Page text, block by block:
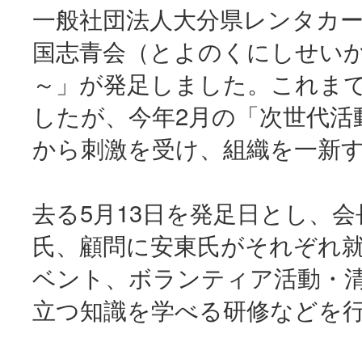
一般社団法人大分県レンタカ
国志青会（とよのくにしせい
～」が発足しました。これま
したが、今年2月の「次世代
から刺激を受け、組織を一新
去る5月13日を発足日とし、
氏、顧問に安東氏がそれぞれ
ベント、ボランティア活動・
立つ知識を学べる研修などを